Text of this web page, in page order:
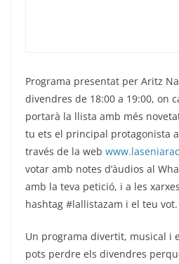
Programa presentat per Aritz
divendres de 18:00 a 19:00, on
portarà la llista amb més
tu ets el principal protagonista
través de la web
votar amb notes d’àudios al
amb la teva petició, i a les
hashtag #lallistazam i el teu vot.
Un programa divertit, musical i
pots perdre els divendres